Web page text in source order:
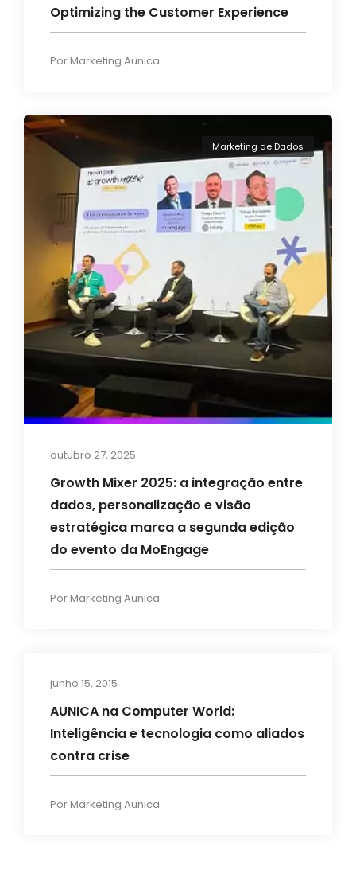
Optimizing the Customer Experience
PorMarketing Aunica
Marketing de Dados
outubro 27, 2025
Growth Mixer 2025: a integração entre
dados, personalização e visão
estratégica marca a segunda edição
do evento da MoEngage
PorMarketing Aunica
junho 15, 2015
AUNICA na Computer World:
Inteligência e tecnologia como aliados
contra crise
PorMarketing Aunica